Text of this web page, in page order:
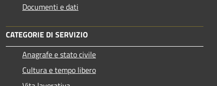
Documenti e dati
CATEGORIE DI SERVIZIO
Anagrafe e stato civile
Cultura e tempo libero